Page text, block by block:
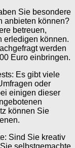
Sie besondere
anbieten können?
betreuen,
erledigen können.
werden
Euro einbringen.
Es gibt viele
oder
einigen dieser
können Sie
Sind Sie kreativ
selbstgemachte